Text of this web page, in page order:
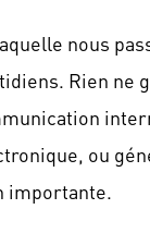
nous
Rien ne
ou
importante.